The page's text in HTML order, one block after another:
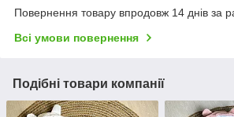
Повернення товару впродовж 14 днів за
Всі умови повернення
Подібні товари компанії